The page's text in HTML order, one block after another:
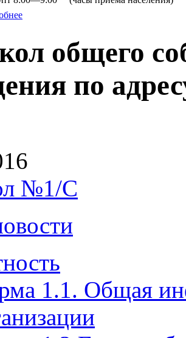
общего
по
№1/С
1.1. Общая